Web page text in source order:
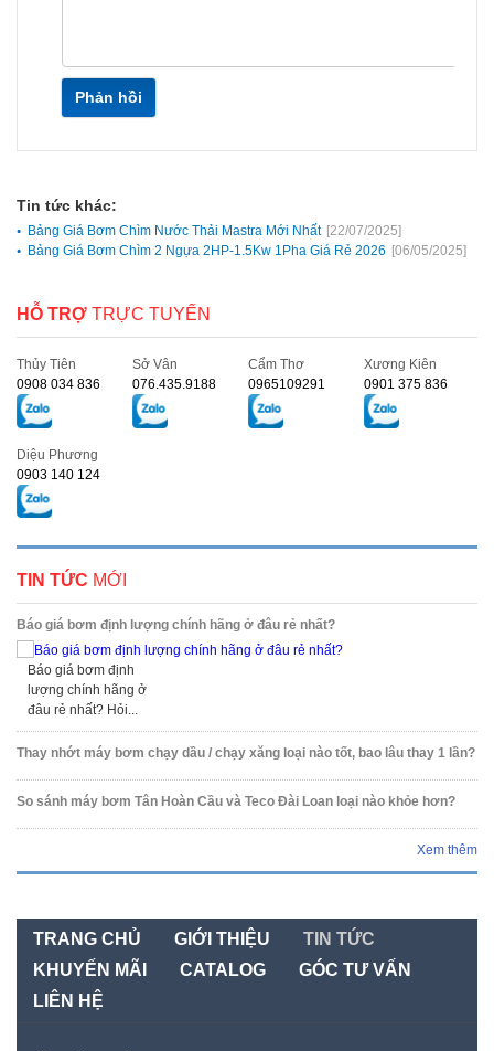
Phản hồi
Tin tức khác:
Bảng Giá Bơm Chìm Nước Thải Mastra Mới Nhất [22/07/2025]
Bảng Giá Bơm Chìm 2 Ngựa 2HP-1.5Kw 1Pha Giá Rẻ 2026 [06/05/2025]
HỖ TRỢ TRỰC TUYẾN
Thủy Tiên
0908 034 836
Sở Vân
076.435.9188
Cẩm Thơ
0965109291
Xương Kiên
0901 375 836
Diệu Phương
0903 140 124
TIN TỨC MỚI
Báo giá bơm định lượng chính hãng ở đâu rẻ nhất?
Báo giá bơm định
lượng chính hãng ở
đâu rẻ nhất? Hỏi...
Thay nhớt máy bơm chạy dầu / chạy xăng loại nào tốt, bao lâu thay 1 lần?
So sánh máy bơm Tân Hoàn Cầu và Teco Đài Loan loại nào khỏe hơn?
Xem thêm
TRANG CHỦ GIỚI THIỆU
TIN TỨC
KHUYẾN MÃI
CATALOG
GÓC TƯ VẤN
LIÊN HỆ